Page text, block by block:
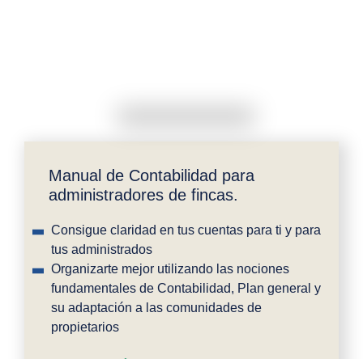
Manual de Contabilidad para
administradores de fincas.
Consigue claridad en tus cuentas para ti y para
tus administrados
Organizarte mejor utilizando las nociones
fundamentales de Contabilidad, Plan general y
su adaptación a las comunidades de
propietarios